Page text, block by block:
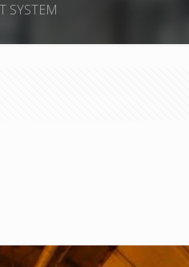
SYSTEM